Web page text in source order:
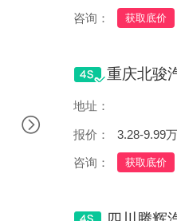
咨询： 获取底价
地址：
报价： 3.28-9.99万
咨询： 获取底价